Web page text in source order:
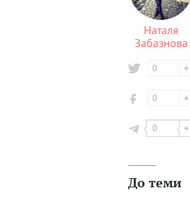
Наталя
Забазнова
0
0
0
До теми